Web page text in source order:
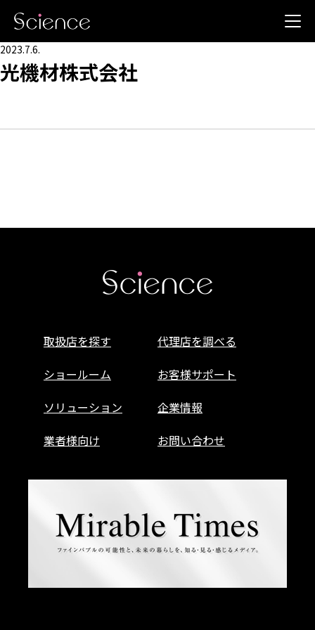
2023.7.6.
光機材株式会社
取扱店を探す
代理店を調べる
ショールーム
お客様サポート
ソリューション
企業情報
業者様向け
お問い合わせ